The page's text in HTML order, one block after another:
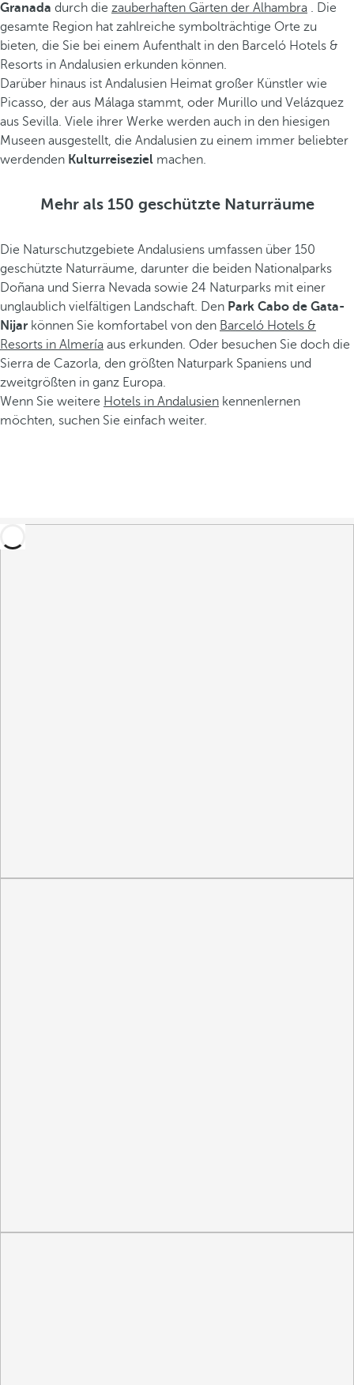
Granada durch die zauberhaften Gärten der Alhambra . Die
gesamte Region hat zahlreiche symbolträchtige Orte zu
bieten, die Sie bei einem Aufenthalt in den Barceló Hotels &
Resorts in Andalusien erkunden können.
Darüber hinaus ist Andalusien Heimat großer Künstler wie
Picasso, der aus Málaga stammt, oder Murillo und Velázquez
aus Sevilla. Viele ihrer Werke werden auch in den hiesigen
Museen ausgestellt, die Andalusien zu einem immer beliebter
werdenden Kulturreiseziel machen.
Mehr als 150 geschützte Naturräume
Die Naturschutzgebiete Andalusiens umfassen über 150
geschützte Naturräume, darunter die beiden Nationalparks
Doñana und Sierra Nevada sowie 24 Naturparks mit einer
unglaublich vielfältigen Landschaft. Den Park Cabo de Gata-
Nijar können Sie komfortabel von den Barceló Hotels &
Resorts in Almería aus erkunden. Oder besuchen Sie doch die
Sierra de Cazorla, den größten Naturpark Spaniens und
zweitgrößten in ganz Europa.
Wenn Sie weitere Hotels in Andalusien kennenlernen
möchten, suchen Sie einfach weiter.